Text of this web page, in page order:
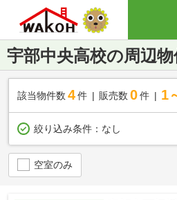
宇部中央高校の周辺
該当物件数 4件 販売数 0 件 1
絞り込み条件： なし
空室のみ